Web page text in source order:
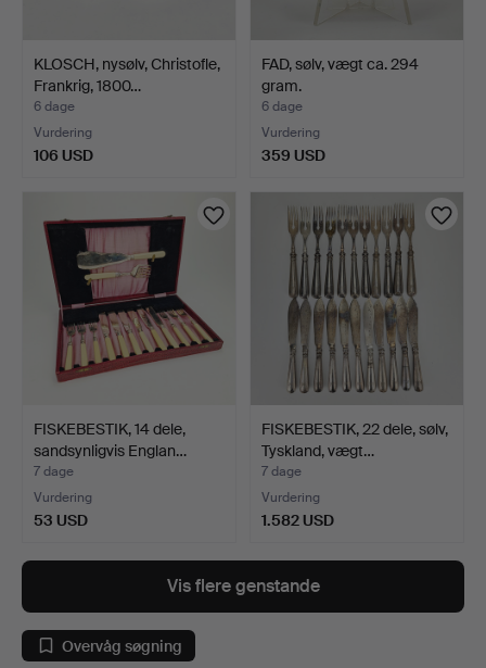
KLOSCH, nysølv, Christofle,
Frankrig, 1800…
6 dage
Vurdering
106 USD
FAD, sølv, vægt ca. 294
gram.
6 dage
Vurdering
359 USD
FISKEBESTIK, 14 dele,
sandsynligvis Englan…
7 dage
Vurdering
53 USD
FISKEBESTIK, 22 dele, sølv,
Tyskland, vægt…
7 dage
Vurdering
1.582 USD
Vis flere genstande
Overvåg søgning